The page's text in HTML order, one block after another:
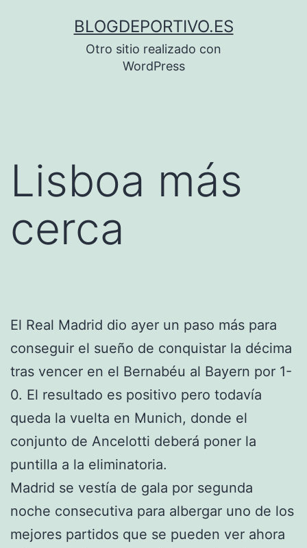
BLOGDEPORTIVO.ES
Otro sitio realizado con
WordPress
Lisboa más
cerca
El Real Madrid dio ayer un paso más para
conseguir el sueño de conquistar la décima
tras vencer en el Bernabéu al Bayern por 1-
0. El resultado es positivo pero todavía
queda la vuelta en Munich, donde el
conjunto de Ancelotti deberá poner la
puntilla a la eliminatoria.
Madrid se vestía de gala por segunda
noche consecutiva para albergar uno de los
mejores partidos que se pueden ver ahora